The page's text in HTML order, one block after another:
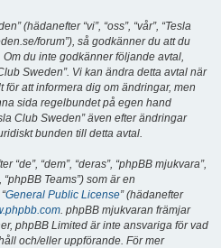
(hädanefter “vi”, “oss”, “vår”, “Tesla
forum”), så godkänner du att du
du inte godkänner följande avtal,
Sweden”. Vi kan ändra detta avtal när
för att informera dig om ändringar, men
sida regelbundet på egen hand
Club Sweden” även efter ändringar
bunden till detta avtal.
“de”, “dem”, “deras”, “phpBB mjukvara”,
“phpBB Teams”) som är en
General Public License” (hädanefter
. phpBB mjukvaran främjar
phpBB Limited är inte ansvariga för vad
och/eller uppförande. För mer